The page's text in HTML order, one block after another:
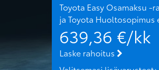
Toyota Easy Osamaksu -
ja Toyota Huoltosopimus
639,36 €/kk
Laske rahoitus